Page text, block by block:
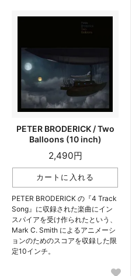
PETER BRODERICK / Two
Balloons (10 inch)
2,490円
PETER BRODERICK の『4 Track
Song』に収録された楽曲にイン
スパイアを受け作られたという、
Mark C. Smith によるアニメーシ
ョンのためのスコアを収録した限
定10インチ。